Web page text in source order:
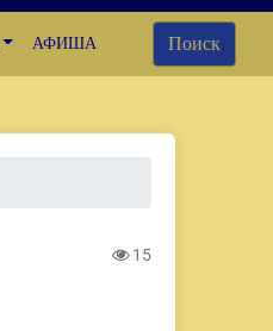
АФИША Поиск
15